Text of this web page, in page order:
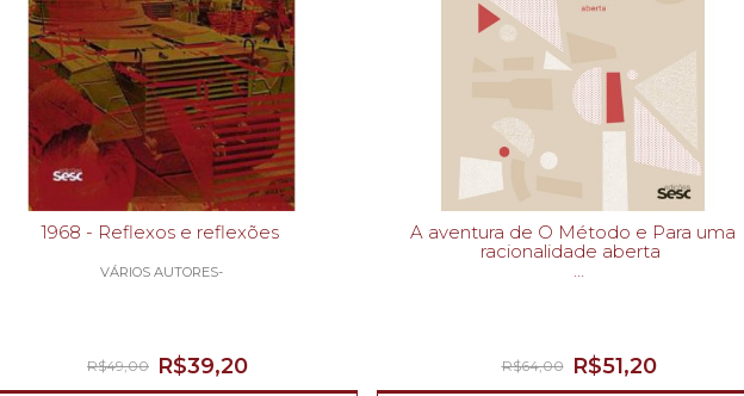
1968 - Reflexos e reflexões
VÁRIOS AUTORES-
R$39,20
R$49,00
A aventura de O Método e Para uma
racionalidade aberta
R$51,20
R$64,00